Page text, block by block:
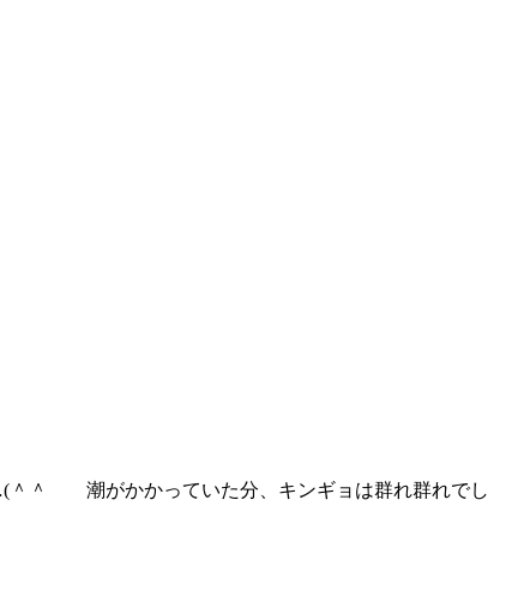
＾ゞ 潮がかかっていた分、キンギョは群れ群れでし